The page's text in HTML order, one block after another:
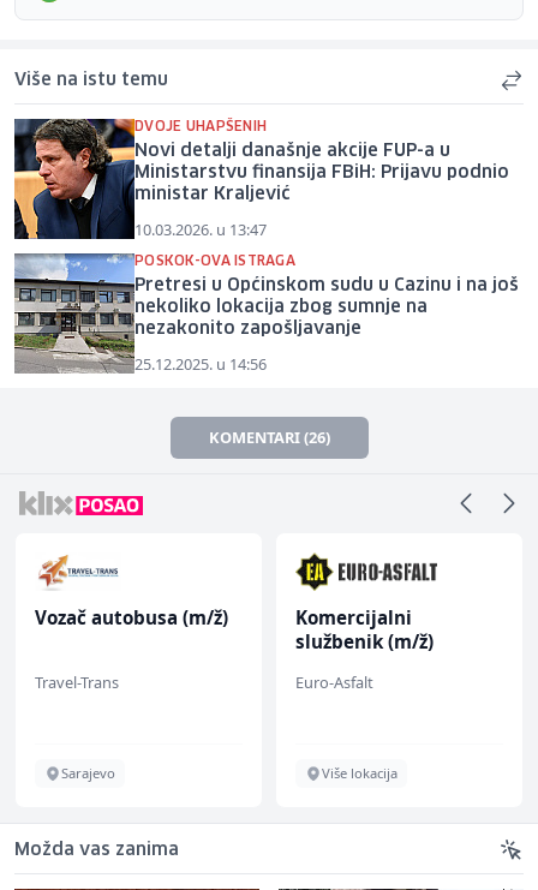
Više na istu temu
DVOJE UHAPŠENIH
Novi detalji današnje akcije FUP-a u
Ministarstvu finansija FBiH: Prijavu podnio
ministar Kraljević
10.03.2026. u 13:47
POSKOK-OVA ISTRAGA
Pretresi u Općinskom sudu u Cazinu i na još
nekoliko lokacija zbog sumnje na
nezakonito zapošljavanje
25.12.2025. u 14:56
KOMENTARI (26)
Vozač autobusa (m/ž)
Travel-Trans
Sarajevo
Komercijalni
službenik (m/ž)
Euro-Asfalt
Više lokacija
Možda vas zanima